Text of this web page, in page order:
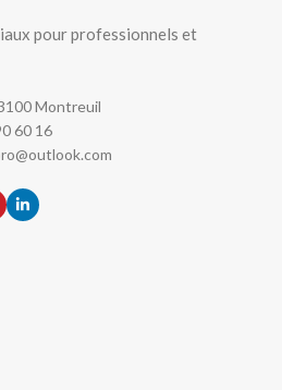
pour professionnels et
Montreuil
60 16